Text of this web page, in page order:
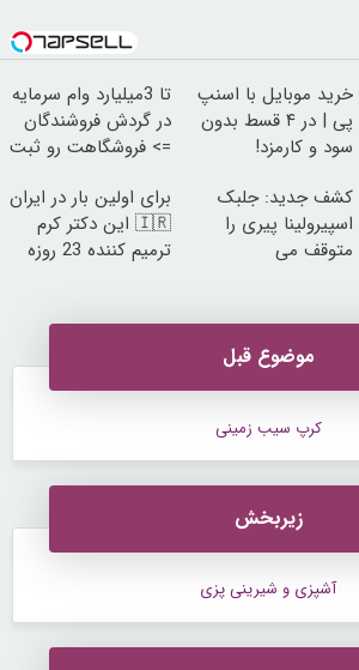
خرید موبایل با اسنپ
پی | در ۴ قسط بدون
سود و کارمزد!
تا 3میلیارد وام سرمایه
در گردش فروشندگان
=> فروشگاهت رو ثبت
کشف جدید: جلبک
اسپیرولینا پیری را
متوقف می
برای اولین بار در ایران
🇮🇷 این دکتر کرم
ترمیم کننده 23 روزه
موضوع قبل
کرپ سیب زمینی
زیربخش
آشپزی و شیرینی پزی